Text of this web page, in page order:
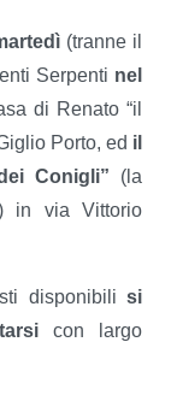
(tranne il
Serpenti nel
di Renato “il
Porto, ed il
Conigli” (la
in via Vittorio
disponibili si
con largo